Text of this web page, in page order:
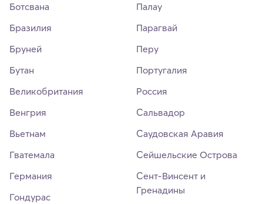
Ботсвана
Бразилия
Бруней
Бутан
Великобритания
Венгрия
Вьетнам
Гватемала
Германия
Гондурас
Палау
Парагвай
Перу
Португалия
Россия
Сальвадор
Саудовская Аравия
Сейшельские Острова
Сент-Винсент и
Гренадины